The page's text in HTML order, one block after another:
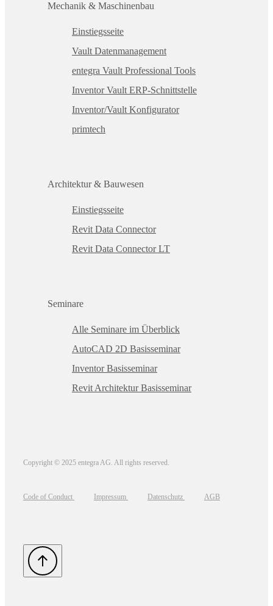
Mechanik & Maschinenbau
Einstiegsseite
Vault Datenmanagement
entegra Vault Professional Tools
Inventor Vault ERP-Schnittstelle
Inventor/Vault Konfigurator
primtech
Architektur & Bauwesen
Einstiegsseite
Revit Data Connector
Revit Data Connector LT
Seminare
Alle Seminare im Überblick
AutoCAD 2D Basisseminar
Inventor Basisseminar
Revit Architektur Basisseminar
Copyright © 2025 entegra AG. All rights reserved.
Code of Conduct Impressum Datenschutz AGB